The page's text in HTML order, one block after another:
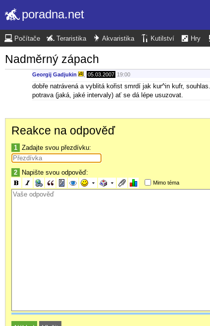
poradna.net
Počítače Teraristika Akvaristika Kutilství Hry
Nadměrný zápach
Georgij Gadjukin 05.03.2007 19:00
dobře natrávená a vyblitá kořist smrdí jak kur^in kufr,
potrava (jaká, jaké intervaly) ať se dá lépe usuzovat.
Reakce na odpověď
1 Zadajte svou přezdívku:
2 Napište svou odpověď:
Mimo téma